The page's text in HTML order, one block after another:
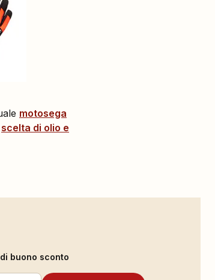
motosega
scelta di olio e
buono sconto